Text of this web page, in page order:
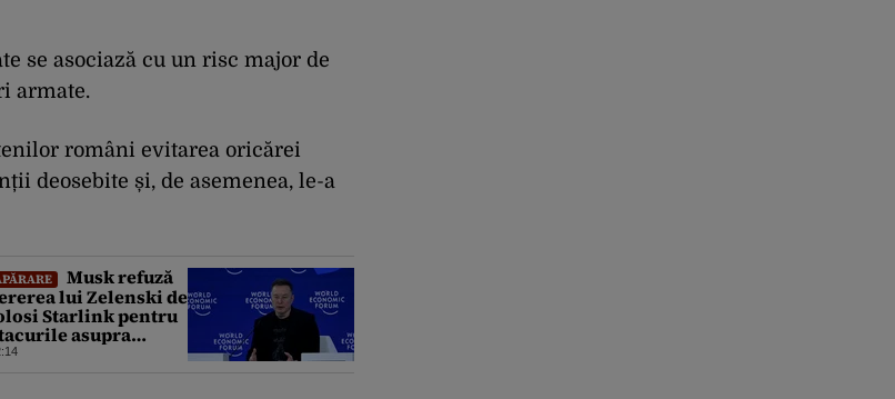
se asociază cu un risc major de
armate.
români evitarea oricărei
deosebite și, de asemenea, le-a
Musk refuză
lui Zelenski de
Starlink pentru
asupra